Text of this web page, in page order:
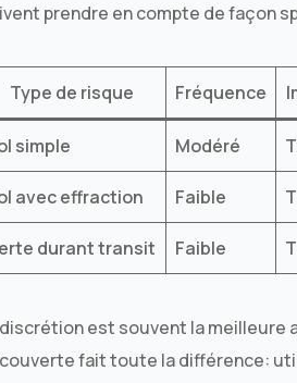
prendre en compte de façon
Type de risque Fréquence
simple Modéré
avec effraction Faible
durant transit Faible
est souvent la meilleure
fait toute la différence: